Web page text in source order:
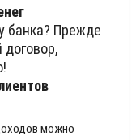
банка? Прежде
можно